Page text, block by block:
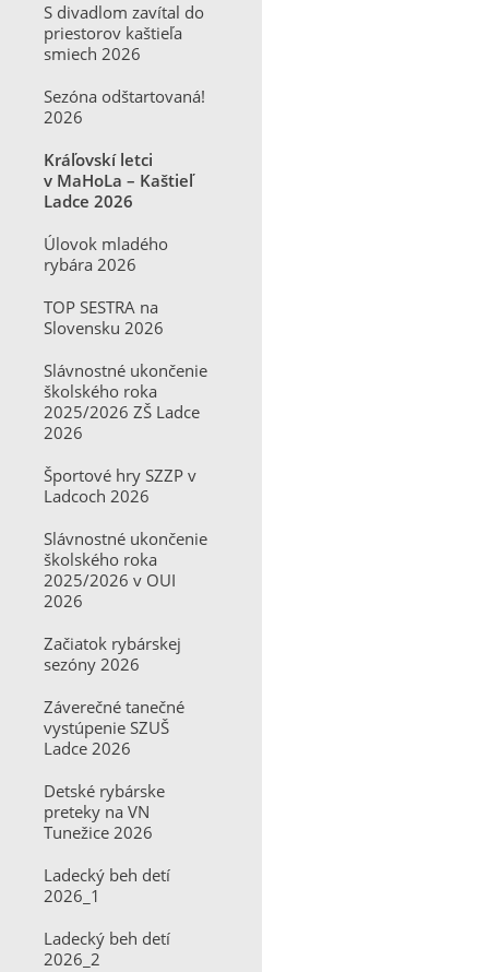
S divadlom zavítal do
priestorov kaštieľa
smiech 2026
Sezóna odštartovaná!
2026
Kráľovskí letci
v MaHoLa – Kaštieľ
Ladce 2026
Úlovok mladého
rybára 2026
TOP SESTRA na
Slovensku 2026
Slávnostné ukončenie
školského roka
2025/2026 ZŠ Ladce
2026
Športové hry SZZP v
Ladcoch 2026
Slávnostné ukončenie
školského roka
2025/2026 v OUI
2026
Začiatok rybárskej
sezóny 2026
Záverečné tanečné
vystúpenie SZUŠ
Ladce 2026
Detské rybárske
preteky na VN
Tunežice 2026
Ladecký beh detí
2026_1
Ladecký beh detí
2026_2